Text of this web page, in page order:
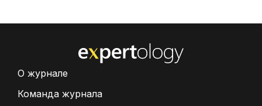
О журнале
Команда журнала